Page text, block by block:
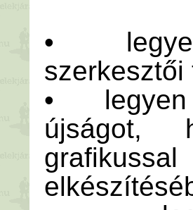
• legyen
szerkesztői
• legyen
újságot,